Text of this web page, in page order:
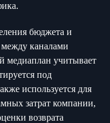
бюджета и
между каналами
медиаплан учитывает
под
используется для
затрат компании,
возврата